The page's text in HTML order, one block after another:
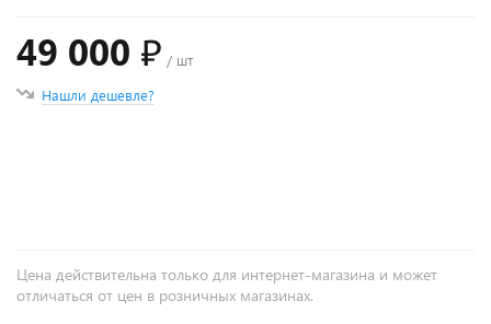
49 000 ₽ / шт
Нашли дешевле?
Цена действительна только для интернет-магазина и может
отличаться от цен в розничных магазинах.